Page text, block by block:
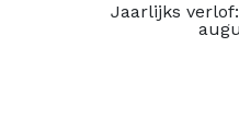
Jaarlijks